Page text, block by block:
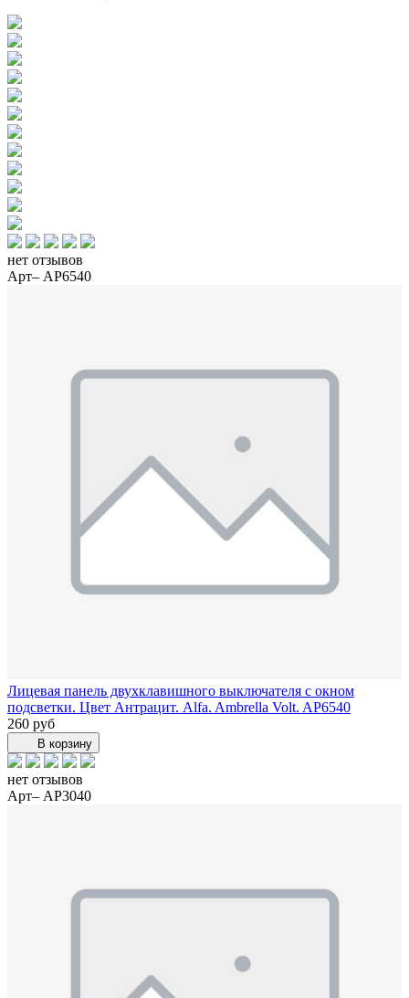
нет отзывов
Арт– AP6540
Лицевая панель двухклавишного выключателя с окном
подсветки. Цвет Антрацит. Alfa. Ambrella Volt. AP6540
260 руб
В корзину
нет отзывов
Арт– AP3040